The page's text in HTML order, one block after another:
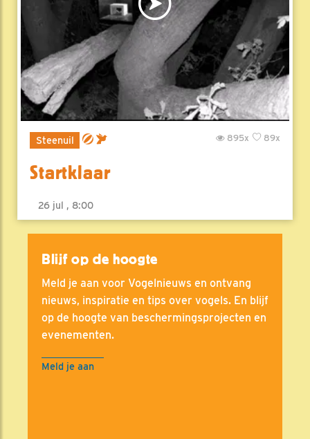
Steenuil 89x
895x
Startklaar
26 jul , 8:00
Blijf op de hoogte
Meld je aan voor Vogelnieuws en ontvang
nieuws, inspiratie en tips over vogels. En blijf
op de hoogte van beschermingsprojecten en
evenementen.
Meld je aan